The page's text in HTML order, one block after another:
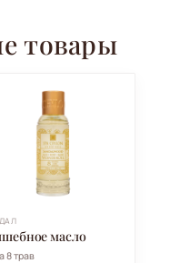
товары
масло
8 трав